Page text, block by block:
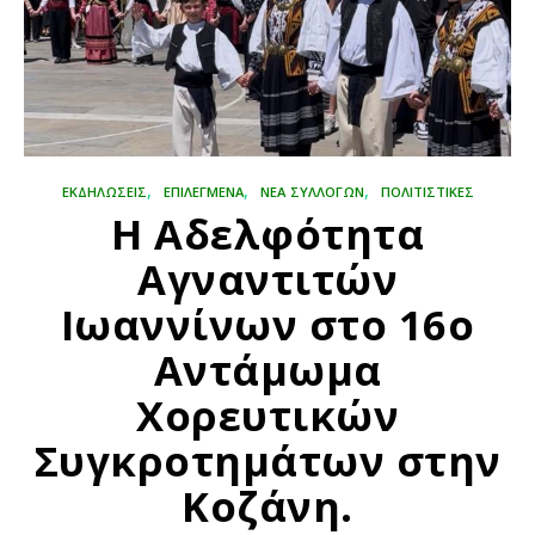
ΕΚΔΗΛΏΣΕΙΣ, ΕΠΙΛΕΓΜΈΝΑ, ΝΕΑ ΣΥΛΛΟΓΩΝ, ΠΟΛΙΤΙΣΤΙΚΈΣ
Η Αδελφότητα
Αγναντιτών
Ιωαννίνων στο 16ο
Αντάμωμα
Χορευτικών
Συγκροτημάτων στην
Κοζάνη.